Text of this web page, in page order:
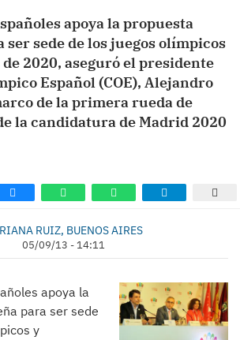
apoya la propuesta
sede de los juegos olímpicos
2020, aseguró el presidente
Español (COE), Alejandro
de la primera rueda de
la candidatura de Madrid 2020
RUIZ, BUENOS AIRES
05/09/13 - 14:11
apoya la
para ser sede
y